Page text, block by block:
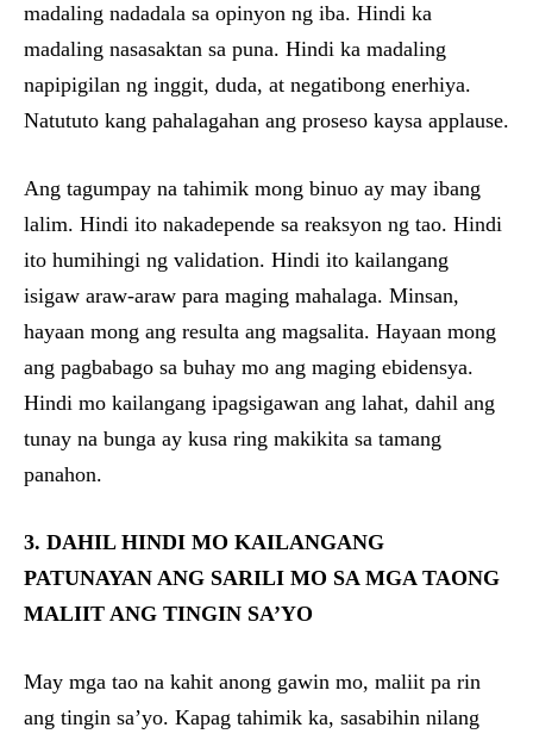
madaling nadadala sa opinyon ng iba. Hindi ka
madaling nasasaktan sa puna. Hindi ka madaling
napipigilan ng inggit, duda, at negatibong enerhiya.
Natututo kang pahalagahan ang proseso kaysa applause.
Ang tagumpay na tahimik mong binuo ay may ibang
lalim. Hindi ito nakadepende sa reaksyon ng tao. Hindi
ito humihingi ng validation. Hindi ito kailangang
isigaw araw-araw para maging mahalaga. Minsan,
hayaan mong ang resulta ang magsalita. Hayaan mong
ang pagbabago sa buhay mo ang maging ebidensya.
Hindi mo kailangang ipagsigawan ang lahat, dahil ang
tunay na bunga ay kusa ring makikita sa tamang
panahon.
3. DAHIL HINDI MO KAILANGANG
PATUNAYAN ANG SARILI MO SA MGA TAONG
MALIIT ANG TINGIN SA’YO
May mga tao na kahit anong gawin mo, maliit pa rin
ang tingin sa’yo. Kapag tahimik ka, sasabihin nilang